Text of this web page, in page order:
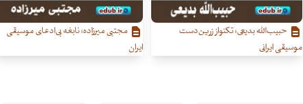
حبیب‌الله بدیعی؛ تکنواز زرین‌دست
موسیقی ایرانی
مجتبی میرزاده؛ نابغه بی‌ادعای موسیقی
ایران